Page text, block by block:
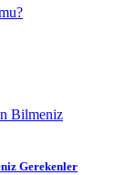
Gerekenler